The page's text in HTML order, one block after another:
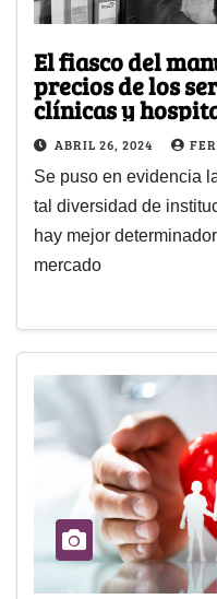
El fiasco del
precios de los
clínicas y
ABRIL 26, 2024
Se puso en evidencia
tal diversidad de
hay mejor
mercado